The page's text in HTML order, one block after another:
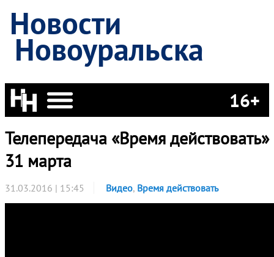
Новости
Новоуральска
16+
Телепередача «Время действовать»
31 марта
31.03.2016 | 15:45 Видео, Время действовать